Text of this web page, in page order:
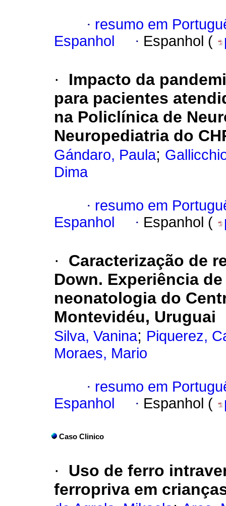
· resumo em
Espanhol
· Espanhol (
·
Impacto da
para pacientes
na Policlínica de
Neuropediatria do
Gándaro, Paula;
Dima
· resumo em
Espanhol
· Espanhol (
·
Caracterização de
Down. Experiência
neonatologia do
Montevidéu, Uruguai
Silva, Vanina; Piquerez,
Moraes, Mario
· resumo em
Espanhol
· Espanhol (
Caso Clinico
·
Uso de ferro
ferropriva em